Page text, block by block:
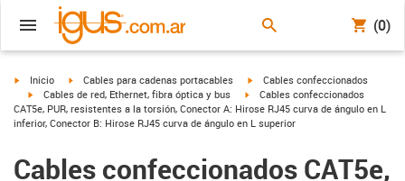
(0)
igus-icon-arrow-right
Inicio igus-icon-arrow-right
Cables para cadenas portacables igus-icon-arrow-right
Cables confeccionados
igus-icon-arrow-right
Cables de red, Ethernet, fibra óptica y bus igus-icon-arrow-right
Cables confeccionados
CAT5e, PUR, resistentes a la torsión, Conector A: Hirose RJ45 curva de ángulo en L
inferior, Conector B: Hirose RJ45 curva de ángulo en L superior
Cables confeccionados CAT5e,